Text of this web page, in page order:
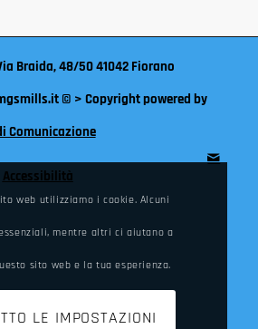
Braida, 48/50 41042 Fiorano
© > Copyright powered by
Comunicazione
Accessibilità
web utilizziamo i cookie. Alcuni
mentre altri ci aiutano a
sito web e la tua esperienza.
LE IMPOSTAZIONI